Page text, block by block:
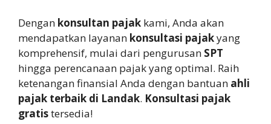
Dengan konsultan pajak kami, Anda akan
mendapatkan layanan konsultasi pajakyang
komprehensif, mulai dari pengurusan SPT
hingga perencanaan pajak yang optimal. Raih
ketenangan finansial Anda dengan bantuan ahli
pajak terbaik di Landak. Konsultasi pajak
gratistersedia!